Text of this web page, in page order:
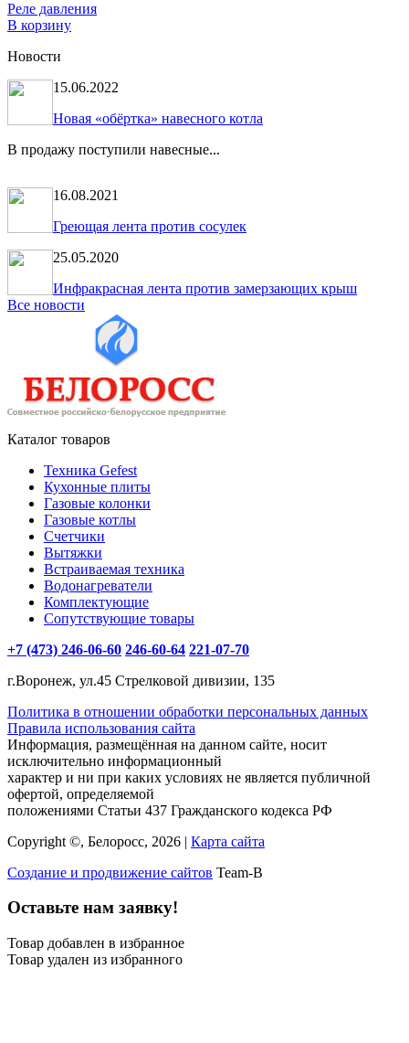
Реле давления
В корзину
Новости
15.06.2022
Новая «обёртка» навесного котла
В продажу поступили навесные...
16.08.2021
Греющая лента против сосулек
25.05.2020
Инфракрасная лента против замерзающих крыш
Все новости
Каталог товаров
Техника Gefest
Кухонные плиты
Газовые колонки
Газовые котлы
Счетчики
Вытяжки
Встраиваемая техника
Водонагреватели
Комплектующие
Сопутствующие товары
+7 (473) 246-06-60 246-60-64 221-07-70
г.Воронеж, ул.45 Стрелковой дивизии, 135
Политика в отношении обработки персональных данных
Правила использования сайта
Информация, размещённая на данном сайте, носит
исключительно информационный
характер и ни при каких условиях не является публичной
офертой, определяемой
положениями Статьи 437 Гражданского кодекса РФ
Copyright ©, Белоросс, 2026 | Карта сайта
Создание и продвижение сайтов Team-B
Оставьте нам заявку!
Товар добавлен в избранное
Товар удален из избранного